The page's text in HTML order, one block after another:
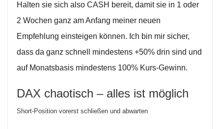
Halten sie sich also CASH bereit, damit sie in 1 oder
2 Wochen ganz am Anfang meiner neuen
Empfehlung einsteigen können. Ich bin mir sicher,
dass da ganz schnell mindestens +50% drin sind und
auf Monatsbasis mindestens 100% Kurs-Gewinn.
DAX chaotisch – alles ist möglich
Short-Position vorerst schließen und abwarten